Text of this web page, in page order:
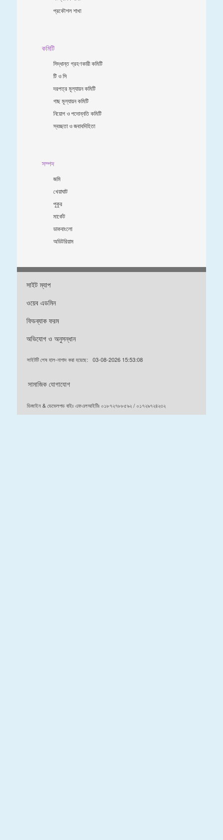
প্রকৌশল শাখা
কমিটি
সিদ্ধান্ত গ্রহণকারী কমিটি
টি ও সি
দরপত্র মূল্যায়ন কমিটি
গাছ মূল্যায়ন কমিটি
নিয়োগ ও পদোন্নতি কমিটি
স্বচ্ছতা ও জবাবদিহিতা
সম্পদ
জমি
খেয়াঘাট
পুকুর
মার্কেট
ডাকবাংলো
অডিটরিয়াম
সাইট ম্যাপ
ওয়েব এডমিন
ফিডব্যাক ফরম
অভিযোগ ও অনুসন্ধান
সাইটটি শেষ হাল-নাগাদ করা হয়েছে: 03-08-2026 15:53:08
সামাজিক যোগাযোগ
ডিজাইন & ডেভেলপড বাইঃ এফএলআইটিঃ ০১৮৭২৭৮৮৫৯২ / ০১৭২৯৭২৪২৩২